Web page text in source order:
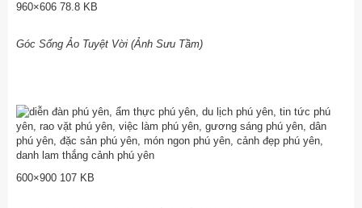
960×606 78.8 KB
Góc Sống Ảo Tuyệt Vời (Ảnh Sưu Tầm)
600×900 107 KB